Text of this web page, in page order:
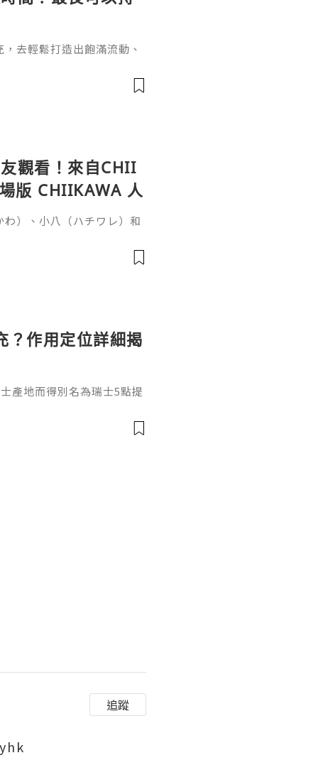
去輕鬆打造出飽滿流動、
？這個問題要從它的核心成
普通玻尿酸的長效再生邏輯
觀看！來自CHII
版 CHIIKAWA 人
）、小八（ハチワレ）和
（映画ちいかわ 人魚の
，突然收到一張傳單，邀
？作用定位詳細揭
產地而得別名為瑞士5點提
效果嗎？結合它的產品定
作用邏輯瑞士5點提升針是
追蹤